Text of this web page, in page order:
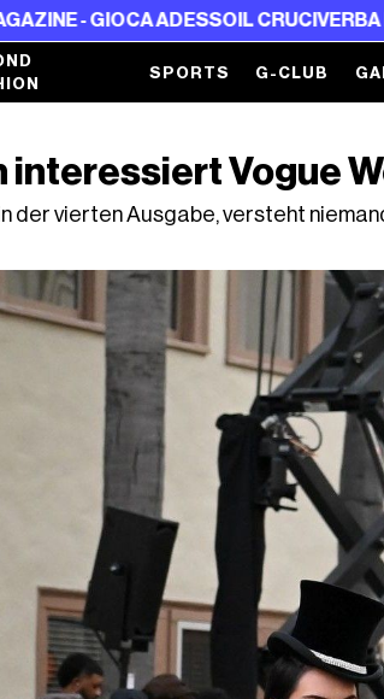
ADESSOIL CRUCIVERBA DI NSS
SPORTS G-CLUB
interessiert Vogue
der vierten Ausgabe, versteht